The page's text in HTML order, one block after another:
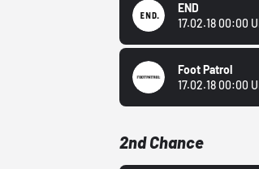
END
17.02.18 00:00
Foot Patrol
17.02.18 00:00
2nd Chance